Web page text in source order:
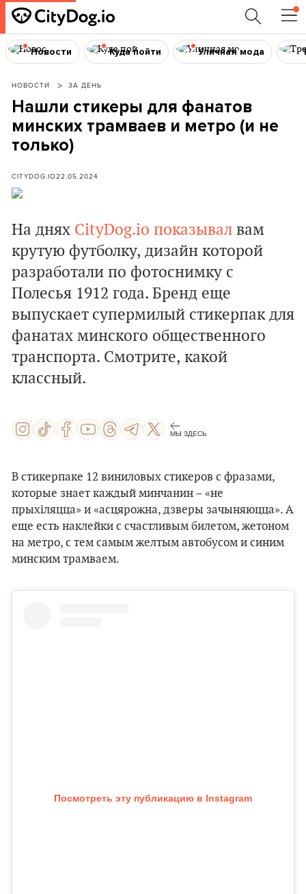
Новости Куда пойти Уличная мода
НОВОСТИ ЗА ДЕНЬ
Нашли стикеры для фанатов
минских трамваев и метро (и не
только)
CITYDOG.IO22.05.2024
На днях CityDog.io показывал вам
крутую футболку, дизайн которой
разработали по фотоснимку с
Полесья 1912 года. Бренд еще
выпускает супермилый стикерпак для
фанатах минского общественного
транспорта. Смотрите, какой
классный.
МЫ ЗДЕСЬ
В стикерпаке 12 виниловых стикеров с фразами,
которые знает каждый минчанин – «не
прыхіляцца» и «асцярожна, дзверы зачыняюцца». А
еще есть наклейки с счастливым билетом, жетоном
на метро, с тем самым желтым автобусом и синим
минским трамваем.
Посмотреть эту публикацию в Instagram